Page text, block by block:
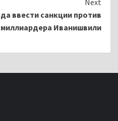
ввести санкции против
миллиардера Иванишвили